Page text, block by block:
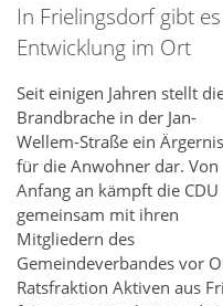
In Frielingsdorf gibt
Entwicklung im Ort
Seit einigen Jahren stellt
Brandbrache in der Jan-
Wellem-Straße ein Ärgernis
für die Anwohner dar. Von
Anfang an kämpft die CDU
gemeinsam mit ihren
Mitgliedern des
Gemeindeverbandes vor
Ratsfraktion Aktiven aus